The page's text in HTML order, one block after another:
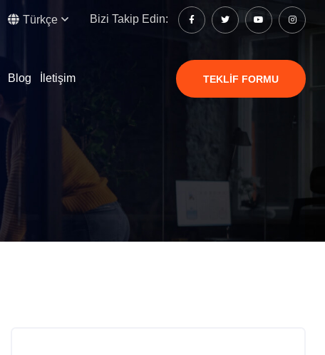
Türkçe Bizi Takip Edin:
Blog İletişim TEKLIF FORMU